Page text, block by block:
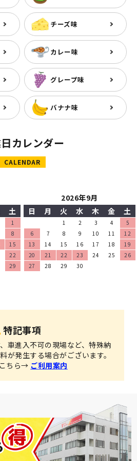
チーズ味
カレー味
グレープ味
バナナ味
カレンダー
CALENDAR
土
1
8
15
22
29
2026年9月
日
月 火 水 木 金 土
1 2 3 4
5
6
7 8 9 10 11
12
13
14 15 16 17 18
19
20
21 22 23 24 25
26
27
28 29 30
特記事項
車進入不可の現場など、特殊納
が発生する場合がございます。
ちら→ ご利用案内